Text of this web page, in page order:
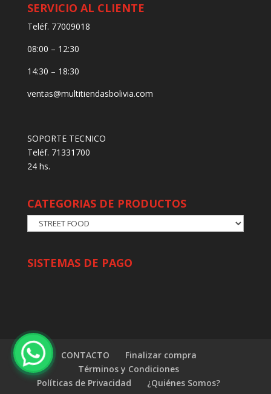
SERVICIO AL CLIENTE
Teléf. 77009018
08:00 – 12:30
14:30 – 18:30
ventas@multitiendasbolivia.com
SOPORTE TECNICO
Teléf. 71331700
24 hs.
CATEGORIAS DE PRODUCTOS
SISTEMAS DE PAGO
CONTACTO
Finalizar compra
Términos y Condiciones
Políticas de Privacidad
¿Quiénes Somos?